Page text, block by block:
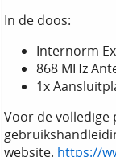
In de doos:
Internorm
868 MHz
1x
Voor de
website. https://